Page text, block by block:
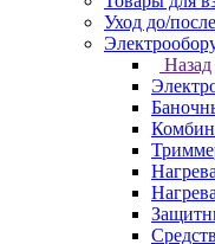
Уход до/
Назад